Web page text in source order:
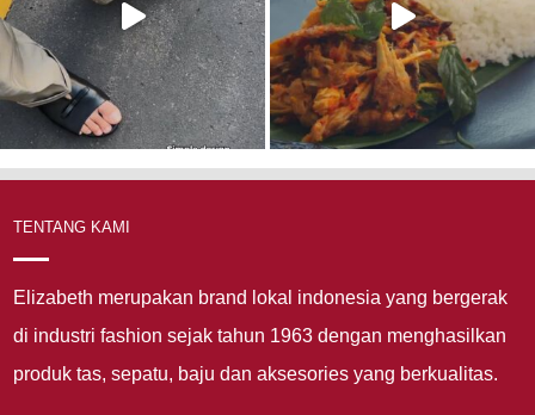
TENTANG KAMI
Elizabeth merupakan brand lokal indonesia yang bergerak
di industri fashion sejak tahun 1963 dengan menghasilkan
produk tas, sepatu, baju dan aksesories yang berkualitas.